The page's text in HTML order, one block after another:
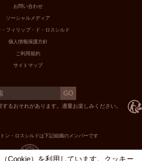
お問い合わせ
ソーシャルメディア
フィリップ・ド・ロスシルド
個人情報保護方針
ご利用規約
サイトマップ
るおそれがあります。適量お楽しみください。
ン・ロスシルドは下記組織のメンバーです
X
Cookie）を利用しています。クッキー